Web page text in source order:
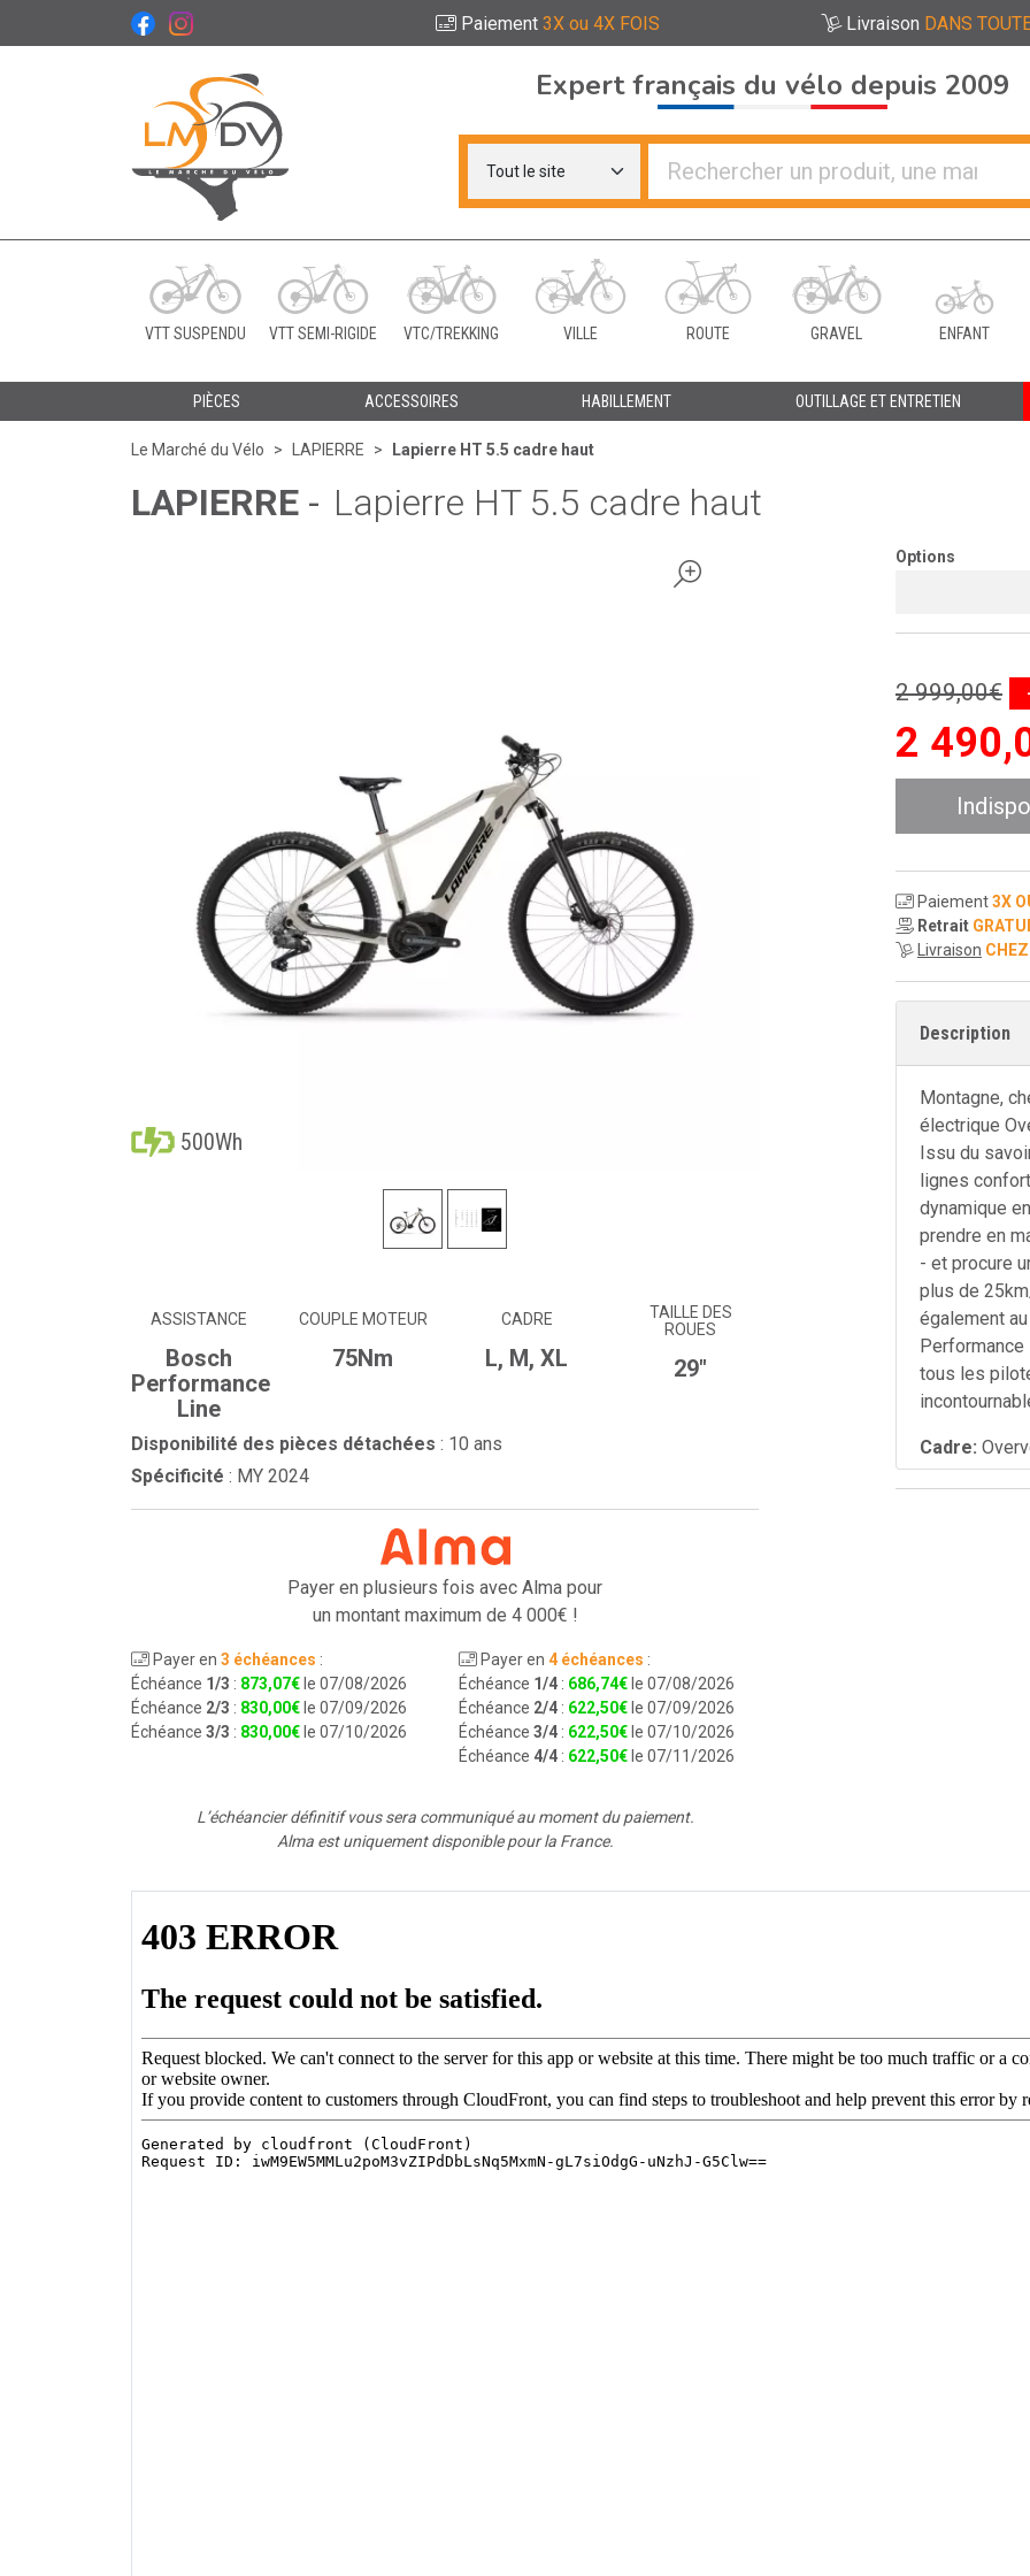
Paiement 3X ou 4X FOIS Livraison DANS
Le Marché du Vélo Votre distributeurs de véloExpert français du vélo depuis 2009
VTT SUSPENDU VTT SEMI-RIGIDE VTC/TREKKING VILLE ROUTE GRAVEL ENFANT
PIÈCES ACCESSOIRES HABILLEMENT OUTILLAGE ET ENTRETIEN
Le Marché du Vélo LAPIERRE Lapierre HT 5.5 cadre haut
LAPIERRE - Lapierre HT 5.5 cadre haut
500Wh
ASSISTANCE
Bosch
Performance
Line
COUPLE MOTEUR
75Nm
CADRE
L, M, XL
TAILLE DES
ROUES
29"
Disponibilité des pièces détachées : 10 ans
Spécificité : MY 2024
Payer en plusieurs fois avec Alma pour
un montant maximum de 4 000€ !
Payer en 3 échéances :
Échéance 1/3 : 873,07€ le 07/08/2026
Échéance 2/3 : 830,00€ le 07/09/2026
Échéance 3/3 : 830,00€ le 07/10/2026
Payer en 4 échéances :
Échéance 1/4 : 686,74€ le 07/08/2026
Échéance 2/4 : 622,50€ le 07/09/2026
Échéance 3/4 : 622,50€ le 07/10/2026
Échéance 4/4 : 622,50€ le 07/11/2026
L’échéancier définitif vous sera communiqué au moment du paiement.
Alma est uniquement disponible pour la France.
Options
2 999,00€
2 490,
Paiement3X
Retrait
Livraison
Description
Montagne,
électrique
Issu du
lignes
dynamique
prendre en
- et procure
plus de
également
tous les
Cadre:
Moteur:
Frein avant:
Frein